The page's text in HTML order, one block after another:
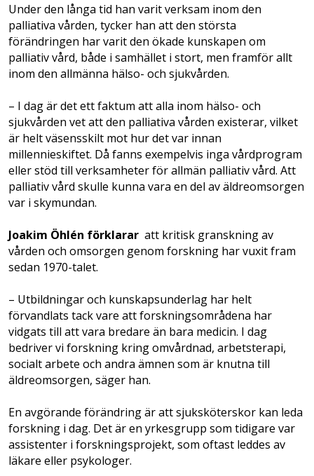
Under den långa tid han varit verksam inom den
palliativa vården, tycker han att den största
förändringen har varit den ökade kunskapen om
palliativ vård, både i samhället i stort, men framför allt
inom den allmänna hälso- och sjukvården.
– I dag är det ett faktum att alla inom hälso- och
sjukvården vet att den palliativa vården existerar, vilket
är helt väsensskilt mot hur det var innan
millennieskiftet. Då fanns exempelvis inga vårdprogram
eller stöd till verksamheter för allmän palliativ vård. Att
palliativ vård skulle kunna vara en del av äldreomsorgen
var i skymundan.
Joakim Öhlén förklarar att kritisk granskning av
vården och omsorgen genom forskning har vuxit fram
sedan 1970-talet.
– Utbildningar och kunskapsunderlag har helt
förvandlats tack vare att forskningsområdena har
vidgats till att vara bredare än bara medicin. I dag
bedriver vi forskning kring omvårdnad, arbetsterapi,
socialt arbete och andra ämnen som är knutna till
äldreomsorgen, säger han.
En avgörande förändring är att sjuksköterskor kan leda
forskning i dag. Det är en yrkesgrupp som tidigare var
assistenter i forskningsprojekt, som oftast leddes av
läkare eller psykologer.